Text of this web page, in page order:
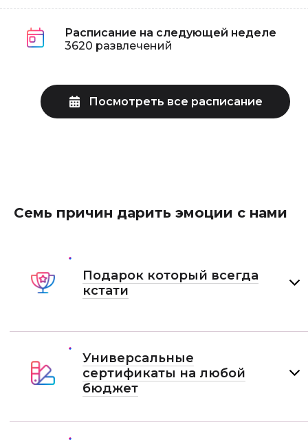
Расписание на следующей неделе
3620 развлечений
Семь причин дарить эмоции с нами
Подарок который всегда
кстати
Универсальные
сертификаты на любой
бюджет